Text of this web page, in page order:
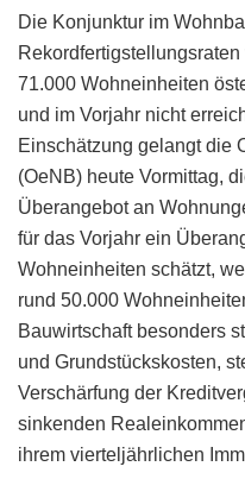
Die Konjunktur im
71.000 Wohneinheiten
und im Vorjahr nicht
Einschätzung gelangt die
(OeNB) heute Vormittag,
Überangebot an
für das Vorjahr ein
Wohneinheiten schätzt,
rund 50.000
Bauwirtschaft besonders
und Grundstückskosten,
Verschärfung der
sinkenden
ihrem vierteljährlichen